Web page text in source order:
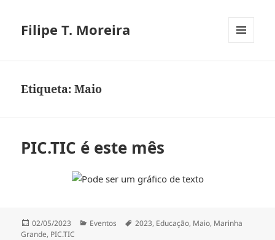
Filipe T. Moreira
Etiqueta:Maio
PIC.TIC é este mês
Publicado
a
02/05/2023 Categorias
Eventos Etiquetas
2023, Educação, Maio, Marinha
Grande, PIC.TIC